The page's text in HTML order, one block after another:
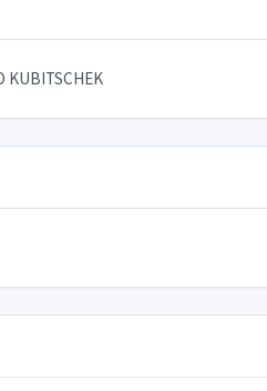
KUBITSCHEK